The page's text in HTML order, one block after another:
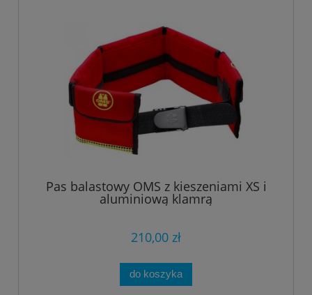
Pas balastowy OMS z kieszeniami XS i
aluminiową klamrą
210,00 zł
do koszyka